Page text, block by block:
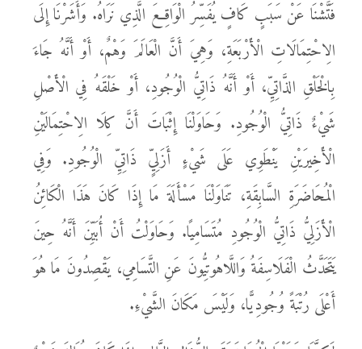
فَتَّشْنَا عَنْ سَبَبٍ كَافٍ يُفَسِّرُ الْوَاقِعَ الَّذِي نَرَاهُ. وَأَشَرْنَا إِلَى
الِاحْتِمَالَاتِ الْأَرْبَعَةِ، وَهِيَ أَنَّ الْعَالَمَ وَهْمٌ، أَوْ أَنَّهُ جَاءَ
بِالْخَلْقِ الذَّاتِيِّ، أَوْ أَنَّهُ ذَاتِيُّ الْوُجُودِ، أَوْ خَلْقَهُ فِي الْأَصْلِ
شَيْءٌ ذَاتِيُّ الْوُجُودِ. وَحَاوَلْنَا إِثْبَاتَ أَنَّ كِلَا الِاحْتِمَالَيْنِ
الْأَخِيرَيْنِ يَنْطَوِي عَلَى شَيْءٍ أَزَلِيٍّ ذَاتِيِّ الْوُجُودِ. وَفِي
الْمُحَاضَرَةِ السَّابِقَةِ، تَنَاوَلْنَا مَسْأَلَةَ مَا إِذَا كَانَ هَذَا الْكَائِنُ
الْأَزَلِيُّ ذَاتِيُّ الْوُجُودِ مُتَسَامِيًا. وَحَاوَلْتُ أَنْ أُبَيِّنَ أَنَّهُ حِينَ
يَتَحَدَّثُ الْفَلَاسِفَةُ وَاللَّاهُوتِيُّونَ عَنِ التَّسَامِي، يَقْصِدُونَ مَا هُوَ
أَعْلَى رُتْبَةً وُجُودِيًّا، وَلَيْسَ مَكَانَ الشَّيْءِ.